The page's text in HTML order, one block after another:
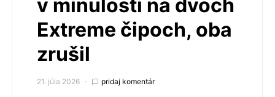
v minulosti na dvoch
Extreme čipoch, oba
zrušil
21. júla 2026 pridaj komentár